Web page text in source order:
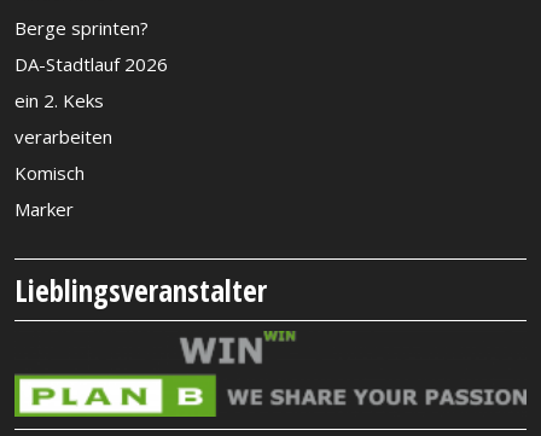
Berge sprinten?
DA-Stadtlauf 2026
ein 2. Keks
verarbeiten
Komisch
Marker
Lieblingsveranstalter